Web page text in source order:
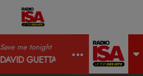
Save me tonight
DAVID GUETTA & JENNIFER LOPEZ